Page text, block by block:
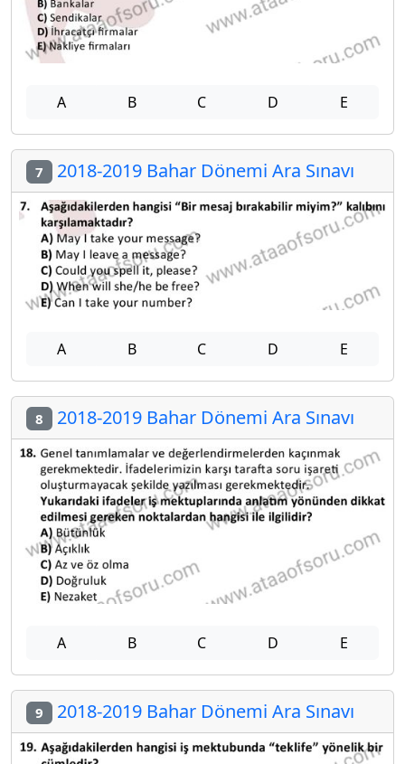
A B C D E
7 2018-2019 Bahar Dönemi Ara Sınavı
A B C D E
8 2018-2019 Bahar Dönemi Ara Sınavı
A B C D E
9 2018-2019 Bahar Dönemi Ara Sınavı